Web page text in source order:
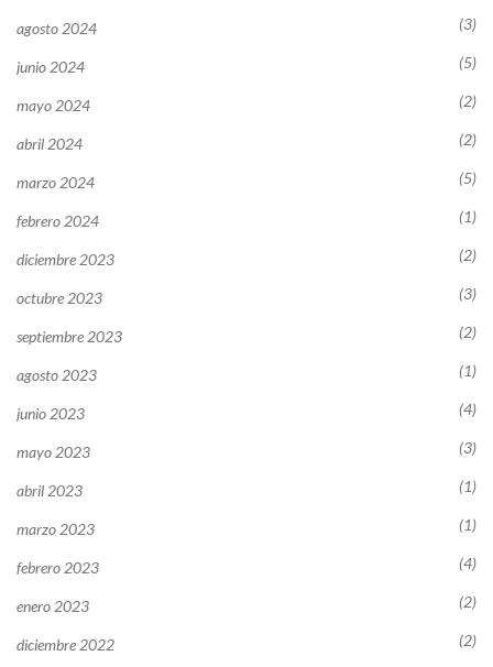
agosto 2024 (3)
junio 2024 (5)
mayo 2024 (2)
abril 2024 (2)
marzo 2024 (5)
febrero 2024 (1)
diciembre 2023 (2)
octubre 2023 (3)
septiembre 2023 (2)
agosto 2023 (1)
junio 2023 (4)
mayo 2023 (3)
abril 2023 (1)
marzo 2023 (1)
febrero 2023 (4)
enero 2023 (2)
diciembre 2022 (2)